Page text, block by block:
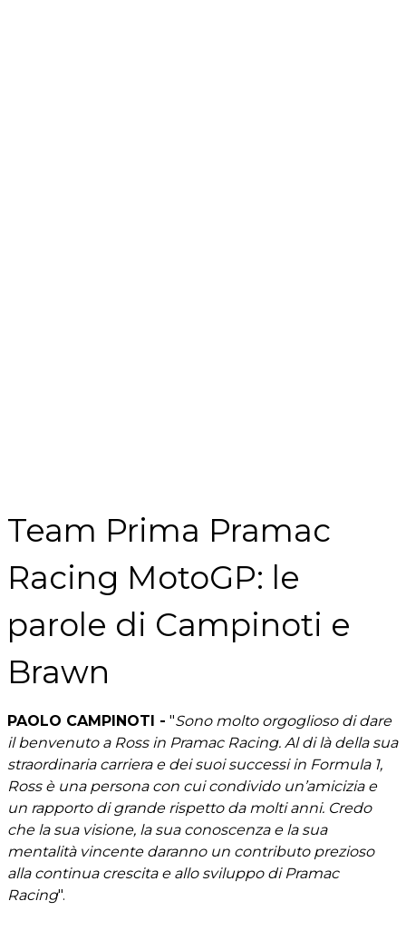
Team Prima Pramac
Racing MotoGP: le
parole di Campinoti e
Brawn
PAOLO CAMPINOTI - "Sono molto orgoglioso di dare
il benvenuto a Ross in Pramac Racing. Al di là della sua
straordinaria carriera e dei suoi successi in Formula 1,
Ross è una persona con cui condivido un’amicizia e
un rapporto di grande rispetto da molti anni. Credo
che la sua visione, la sua conoscenza e la sua
mentalità vincente daranno un contributo prezioso
alla continua crescita e allo sviluppo di Pramac
Racing".